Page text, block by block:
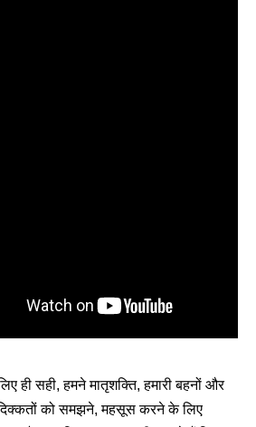
ही सही, हमने मातृशक्ति, हमारी बहनों और
को समझने, महसूस करने के लिए